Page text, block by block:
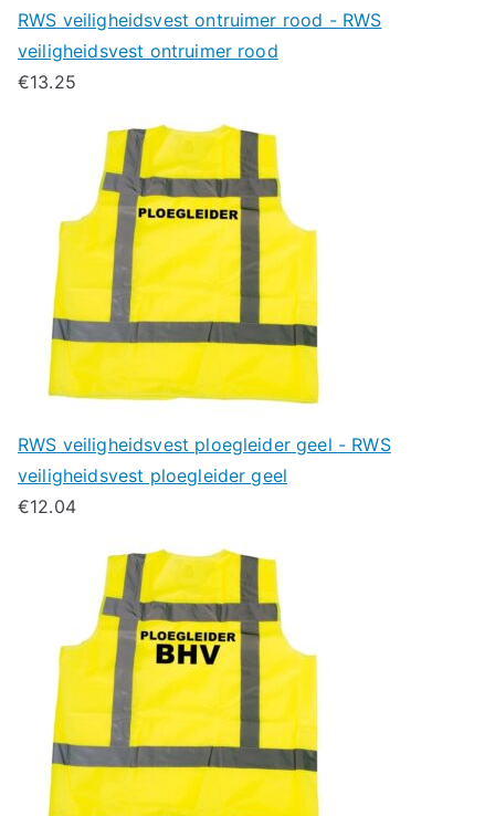
RWS veiligheidsvest ontruimer rood - RWS
veiligheidsvest ontruimer rood
€13.25
RWS veiligheidsvest ploegleider geel - RWS
veiligheidsvest ploegleider geel
€12.04